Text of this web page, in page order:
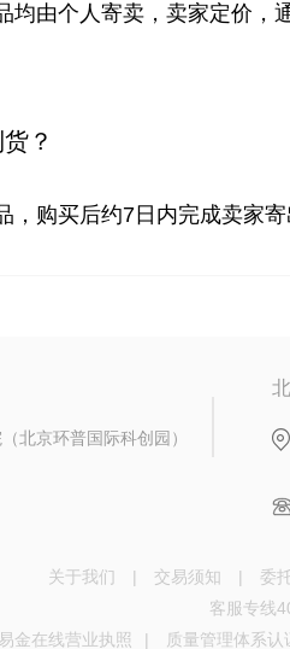
均由个人寄卖，卖家定价，
？
，购买后约7日内完成卖家
北京环普国际科创园）
关于我们 | 交易须知 |
委
客服专线
易金在线营业执照 | 质量管理体系认